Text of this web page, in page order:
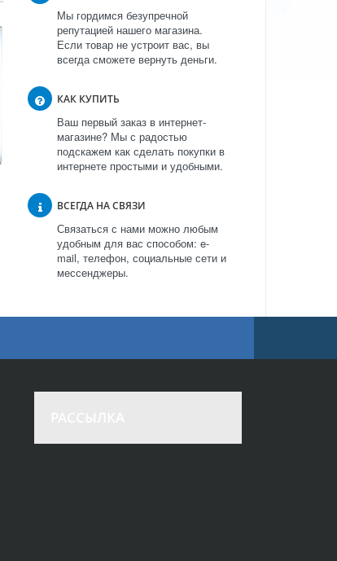
Мы гордимся безупречной
репутацией нашего магазина.
Если товар не устроит вас, вы
всегда сможете вернуть деньги.
КАК КУПИТЬ
Ваш первый заказ в интернет-
магазине? Мы с радостью
подскажем как сделать покупки в
интернете простыми и удобными.
ВСЕГДА НА СВЯЗИ
Связаться с нами можно любым
удобным для вас способом: e-
mail, телефон, социальные сети и
мессенджеры.